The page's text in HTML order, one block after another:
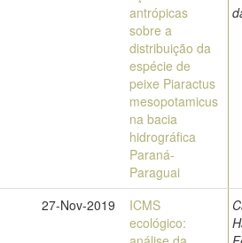
antrópicas
sobre a
distribuição da
espécie de
peixe Piaractus
mesopotamicus
na bacia
hidrográfica
Paraná-
Paraguai
27-Nov-2019
ICMS
ecológico: